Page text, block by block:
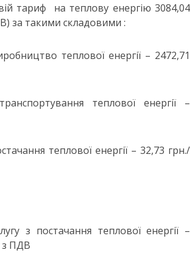
тариф на теплову енергію 3084,04
за такими складовими :
теплової енергії – 2472,71
теплової енергії –
теплової енергії – 32,73 грн./
з постачання теплової енергії –
з ПДВ